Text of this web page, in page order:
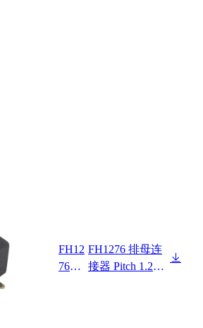
FH12
7620
FH1276 排母连
接器 Pitch 1.27m